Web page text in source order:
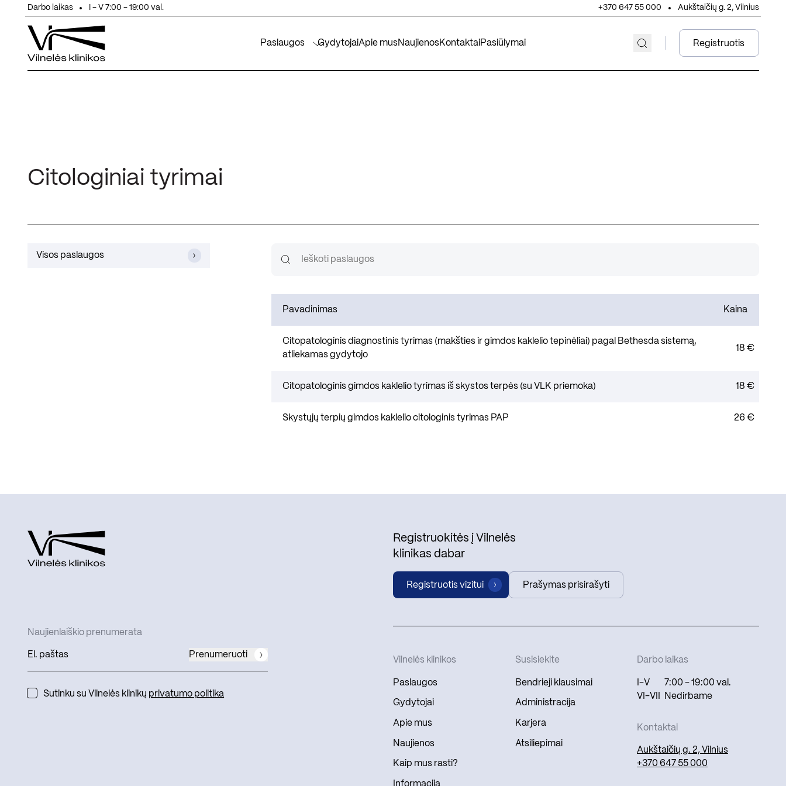
Eiti prie turinio
Darbo laikas I - V 7:00 - 19:00 val. +370 647 55 000 Aukštaičių g. 2, Vilnius
Paslaugos GydytojaiApie musNaujienosKontaktaiPasiūlymai Registruotis
Citologiniai tyrimai
Visos paslaugos
Pavadinimas Kaina
Citopatologinis diagnostinis tyrimas (makšties ir gimdos kaklelio tepinėliai) pagal Bethesda sistemą,
atliekamas gydytojo
18 €
Citopatologinis gimdos kaklelio tyrimas iš skystos terpės (su VLK priemoka) 18 €
Skystųjų terpių gimdos kaklelio citologinis tyrimas PAP 26 €
Registruokitės į Vilnelės
klinikas dabar
Registruotis vizitui Prašymas prisirašyti
Naujienlaiškio prenumerata
Prenumeruoti
Sutinku su Vilnelės klinikų privatumo politika
Vilnelės klinikos
Paslaugos
Gydytojai
Apie mus
Naujienos
Kaip mus rasti?
Informacija
Susisiekite
Bendrieji klausimai
Administracija
Karjera
Atsiliepimai
Darbo laikas
I-V
7:00 - 19:00 val.
VI-VII
Nedirbame
Kontaktai
Aukštaičių g. 2, Vilnius
+370 647 55 000